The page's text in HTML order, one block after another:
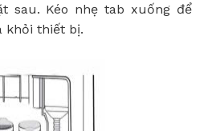
t sau. Kéo nhẹtabxuống để
khỏi thiết bị.